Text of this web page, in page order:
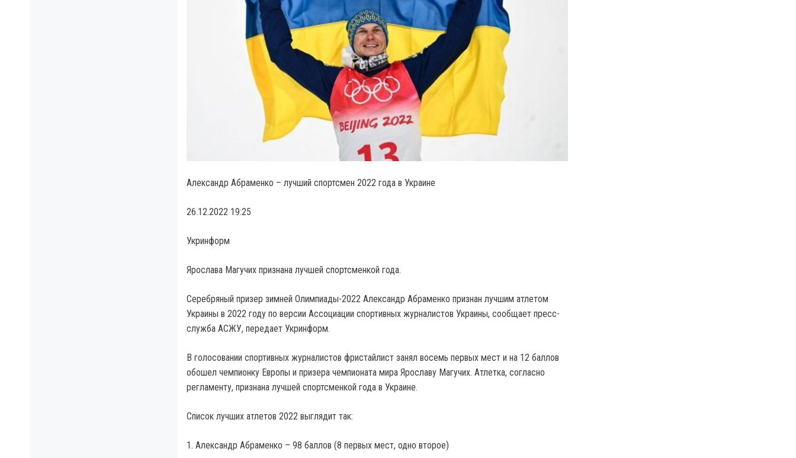
Александр Абраменко – лучший спортсмен 2022 года в Украине
26.12.2022 19:25
Укринформ
Ярослава Магучих признана лучшей спортсменкой года.
Серебряный призер зимней Олимпиады-2022 Александр Абраменко признан лучшим атлетом
Украины в 2022 году по версии Ассоциации спортивных журналистов Украины, сообщает пресс-
служба АСЖУ, передает Укринформ.
В голосовании спортивных журналистов фристайлист занял восемь первых мест и на 12 баллов
обошел чемпионку Европы и призера чемпионата мира Ярославу Магучих. Атлетка, согласно
регламенту, признана лучшей спортсменкой года в Украине.
Список лучших атлетов 2022 выглядит так:
1. Александр Абраменко – 98 баллов (8 первых мест, одно второе)